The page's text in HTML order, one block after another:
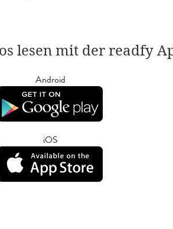
lesen mit der readfy
Android
iOS